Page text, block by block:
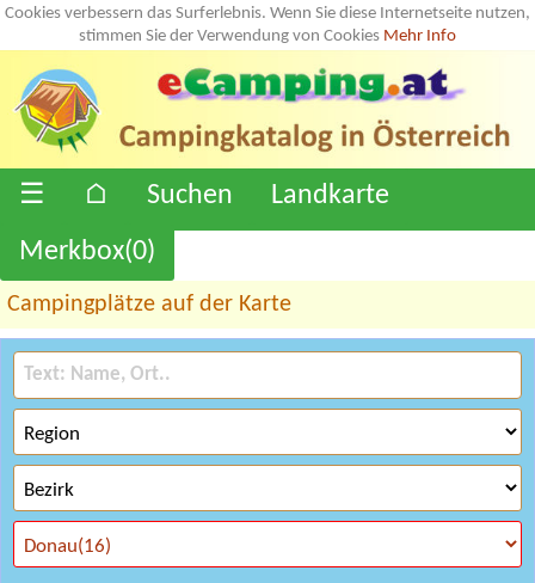
Cookies verbessern das Surferlebnis. Wenn Sie diese Internetseite nutzen,
stimmen Sie der Verwendung von Cookies Mehr Info
☰ ⌂ Suchen
Landkarte
Merkbox(0)
Campingplätze auf der Karte